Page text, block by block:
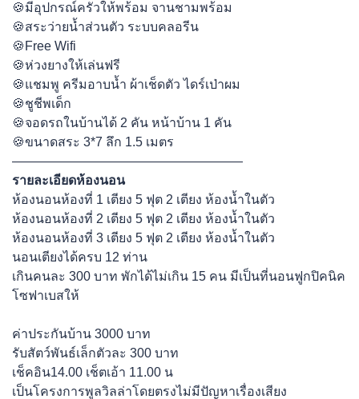
🍪มีอุปกรณ์ครัวให้พร้อม จานชามพร้อม
🍪สระว่ายน้ำส่วนตัว ระบบคลอรีน
🍪Free Wifi
🍪ห่วงยางให้เล่นฟรี
🍪แชมพู ครีมอาบน้ำ ผ้าเช็ดตัว ไดร์เป่าผม
🍪ชูชีพเด็ก
🍪จอดรถในบ้านได้ 2 คัน หน้าบ้าน 1 คัน
🍪ขนาดสระ 3*7 ลึก 1.5 เมตร
——————————————————
รายละเอียดห้องนอน
ห้องนอนห้องที่ 1 เตียง 5 ฟุต 2 เตียง ห้องน้ำในตัว
ห้องนอนห้องที่ 2 เตียง 5 ฟุต 2 เตียง ห้องน้ำในตัว
ห้องนอนห้องที่ 3 เตียง 5 ฟุต 2 เตียง ห้องน้ำในตัว
นอนเตียงได้ครบ 12 ท่าน
เกินคนละ 300 บาท พักได้ไม่เกิน 15 คน มีเป็นที่นอนฟูกปิคนิค
โซฟาเบสให้
ค่าประกันบ้าน 3000 บาท
รับสัตว์พันธ์เล็กตัวละ 300 บาท
เช็คอิน14.00 เช็ตเอ้า 11.00 น
เป็นโครงการพูลวิลล่าโดยตรงไม่มีปัญหาเรื่องเสียง